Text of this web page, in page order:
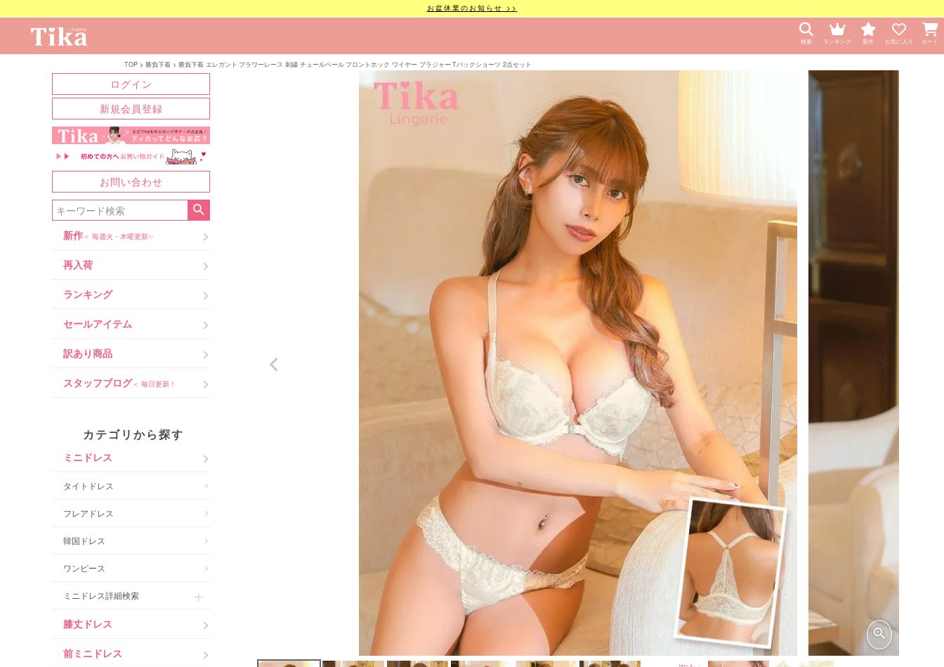
お盆休業のお知らせ >>
検索 ランキング 新作 お気に入り カート
TOP 勝負下着 勝負下着 エレガント フラワーレース 刺繍 チュールベール フロントホック ワイヤー ブラジャー Tバックショーツ 2点セット
ログイン
新規会員登録
お問い合わせ
新作＜ 毎週火・木曜更新✨
再入荷
ランキング
セールアイテム
訳あり商品
スタッフブログ＜ 毎日更新！
カテゴリから探す
ミニドレス
タイトドレス
フレアドレス
韓国ドレス
ワンピース
ミニドレス詳細検索
膝丈ドレス
前ミニドレス